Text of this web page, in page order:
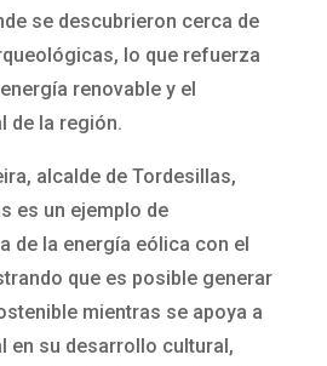
se descubrieron cerca de
lo que refuerza
renovable y el
de la región.
alcalde de Tordesillas,
es un ejemplo de
de la energía eólica con el
que es posible generar
mientras se apoya a
en su desarrollo cultural,